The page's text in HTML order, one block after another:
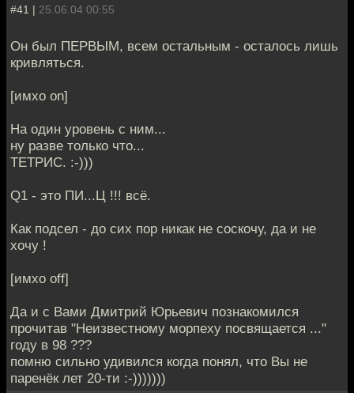
#41 | 25.06.04 00:55
Он был ПЕРВЫМ, всем остальным - осталось лишь
кривляться.
[имхо on]
На один уровень с ним...
ну разве только что...
ТЕТРИС. :-)))
Q1 - это ПИ...Ц !!! всё.
Как подсел - до сих пор никак не соскочу, да и не
хочу !
[имхо off]
Да и с Вами Дмитрий Юрьевич познакомился
прочитав "Неизвестному морпеху посвящается ..."
году в 98 ???
помню сильно удивился когда понял, что Вы не
паренёк лет 20-ти :-)))))))